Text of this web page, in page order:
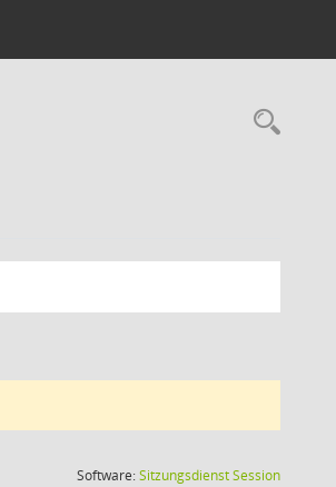
Software:SitzungsdienstSession(Wird in